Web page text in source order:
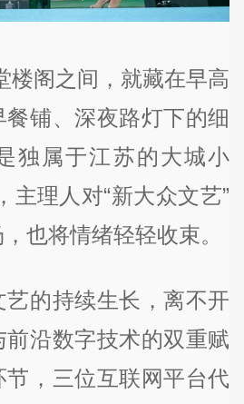
阁之间，就藏在早高
铺、深夜路灯下的细
独属于江苏的大城小
主理人对“新大众文艺”
也将情绪轻轻收束。
的持续生长，离不开
前沿数字技术的双重赋
，三位互联网平台代